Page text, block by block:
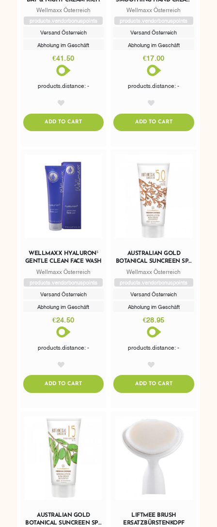
Wellmaxx Österreich
products.vendorbonuspoints
Versand Österreich
Abholung im Geschäft
€41.50
products.distance: -
ADD TO CARTADDTOCART
75 ML
Wellmaxx Österreich
products.vendorbonuspoints
Versand Österreich
Abholung im Geschäft
€17.00
products.distance: -
ADD TO CARTADDTOCART
WELLMAXX HYALURON⁵
GENTLE CLEAN FACE WASH
Wellmaxx Österreich
products.vendorbonuspoints
Versand Österreich
Abholung im Geschäft
€24.50
products.distance: -
ADD TO CARTADDTOCART
AUSTRALIAN GOLD
BOTANICAL SUNCREEN SPF
50 MINERAL LOTION
Wellmaxx Österreich
products.vendorbonuspoints
Versand Österreich
Abholung im Geschäft
€28.95
products.distance: -
ADD TO CARTADDTOCART
AUSTRALIAN GOLD
BOTANICAL SUNCREEN SPF
LIFTMEE BRUSH
ERSATZBÜRSTENKOPF